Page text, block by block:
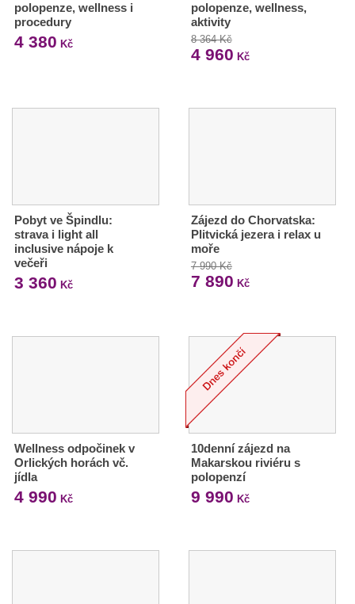
polopenze, wellness i
procedury
4 380 Kč
polopenze, wellness,
aktivity
8 364 Kč
4 960 Kč
Pobyt ve Špindlu:
strava i light all
inclusive nápoje k
večeři
3 360 Kč
Zájezd do Chorvatska:
Plitvická jezera i relax u
moře
7 990 Kč
7 890 Kč
Wellness odpočinek v
Orlických horách vč.
jídla
4 990 Kč
10denní zájezd na
Makarskou riviéru s
polopenzí
9 990 Kč